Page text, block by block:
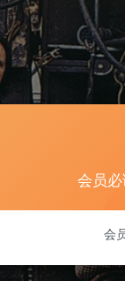
会员
会